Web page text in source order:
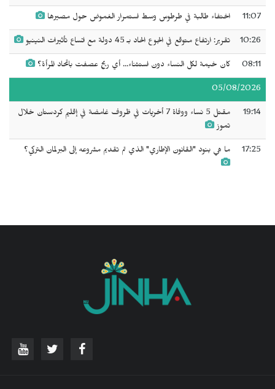
11:07 اختفاء طالبة في طرطوس وسط استمرار الغموض حول مصيرها
10:26 تقرير: ارتفاع متوقع في الجوع الحاد بـ 45 دولة مع اتساع تأثيرات النينيو
08:11 كان خيمة لكل النساء دون استثناء... أي ريح عصفت باتحاد المرأة؟
05/08/2026
19:14
مقتل 5 نساء ووفاة 7 أخريات في ظروف غامضة في إقليم كردستان خلال
تموز
17:25 ما هي بنود "القانون الإطاري" الذي تم تقديم مشروعه إلى البرلمان التركي؟